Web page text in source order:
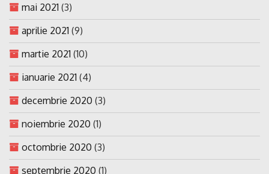
mai 2021 (3)
aprilie 2021 (9)
martie 2021 (10)
ianuarie 2021 (4)
decembrie 2020 (3)
noiembrie 2020 (1)
octombrie 2020 (3)
septembrie 2020 (1)